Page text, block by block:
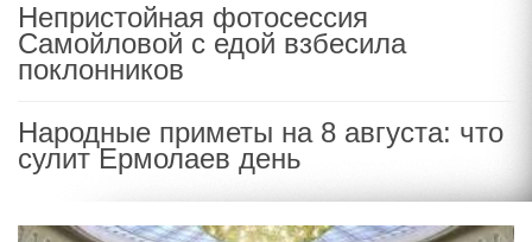
Непристойная фотосессия
Самойловой с едой взбесила
поклонников
Народные приметы на 8 августа: что
сулит Ермолаев день